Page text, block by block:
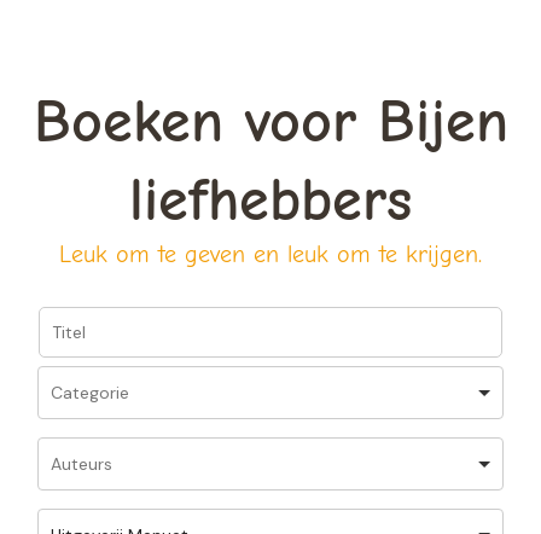
Boeken voor Bijen
liefhebbers
Leuk om te geven en leuk om te krijgen.